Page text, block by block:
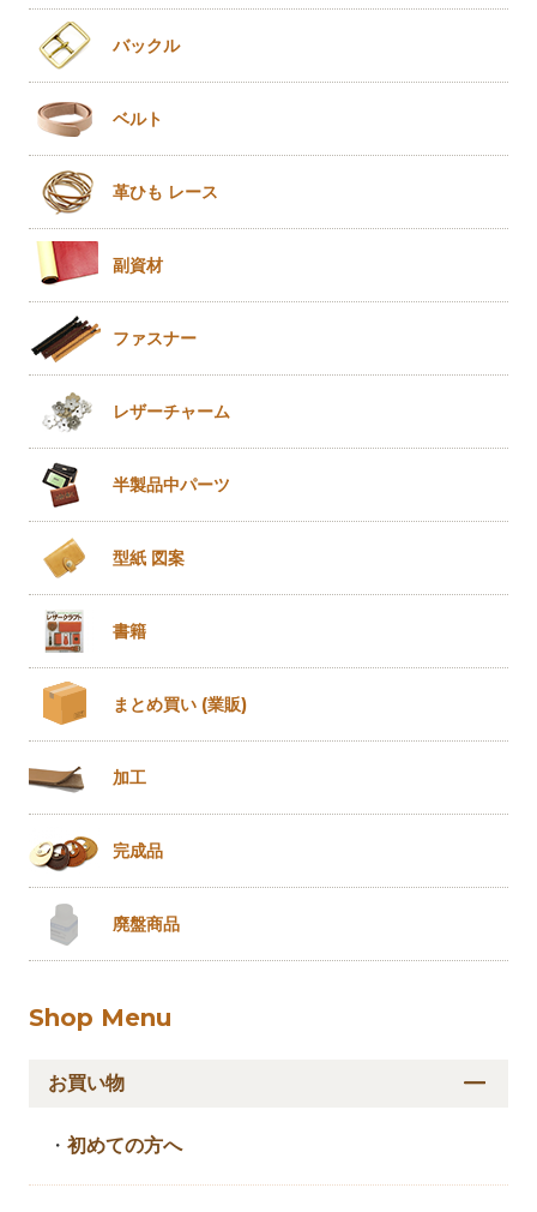
バックル
ベルト
革ひも レース
副資材
ファスナー
レザーチャーム
半製品中パーツ
型紙 図案
書籍
まとめ買い (業販)
加工
完成品
廃盤商品
Shop Menu
お買い物
・初めての方へ